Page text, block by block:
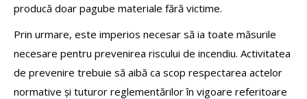
producă doar pagube materiale fără victime.
Prin urmare, este imperios necesar să ia toate măsurile
necesare pentru prevenirea riscului de incendiu. Activitatea
de prevenire trebuie să aibă ca scop respectarea actelor
normative și tuturor reglementărilor în vigoare referitoare